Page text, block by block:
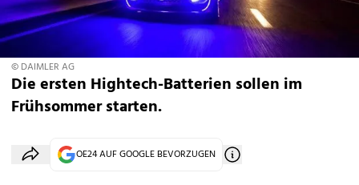
© DAIMLER AG
Die ersten Hightech-Batterien sollen im
Frühsommer starten.
OE24 AUF GOOGLE BEVORZUGEN